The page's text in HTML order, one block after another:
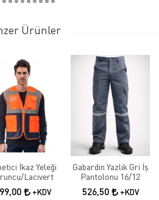
Çelik
Ürünler
İkaz Yeleği
Lacivert
+KDV
Gabardin Yazlık Gri İş
Pantolonu 16/12
526,50 +KDV